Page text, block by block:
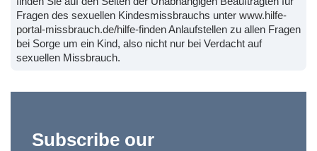
Fragen des sexuellen Kindesmissbrauchs unter www.hilfe-
portal-missbrauch.de/hilfe-findenAnlaufstellen zu allen Fragen
bei Sorge um ein Kind, also nicht nur bei Verdacht auf
sexuellen Missbrauch.
Subscribe our